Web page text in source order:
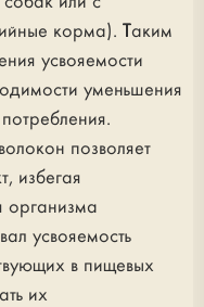
корма). Таким
усвояемости
уменьшения
позволяет
избегая
организма
усвояемость
в пищевых
их